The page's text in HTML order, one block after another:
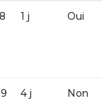
1 j Oui
4 j Non